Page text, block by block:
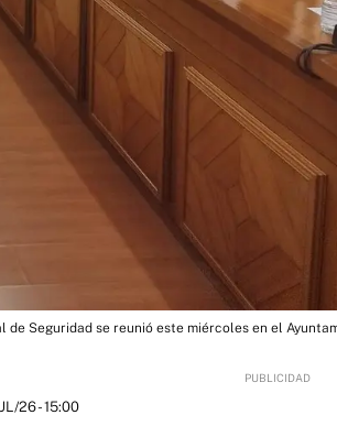
de Seguridad se reunió este miércoles en el
26- 15:00